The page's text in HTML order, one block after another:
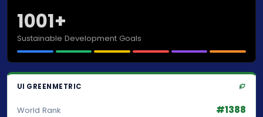
1001+
Sustainable Development Goals
UI GREENMETRIC
World Rank #1388